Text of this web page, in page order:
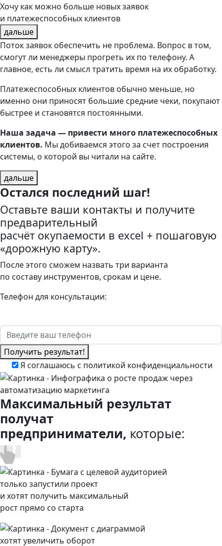
Хочу как можно больше новых заявок
и платежеспособных клиентов
дальше
Поток заявок обеспечить не проблема. Вопрос в том,
смогут ли менеджеры прогреть их по телефону. А
главное, есть ли смысл тратить время на их обработку.
Платежеспособных клиентов обычно меньше, но
именно они приносят большие средние чеки, покупают
быстрее и становятся постоянными.
Наша задача — привести много платежеспособных
клиентов. Мы добиваемся этого за счет построения
системы, о которой вы читали на сайте.
дальше
Остался последний шаг!
Оставьте ваши контакты и получите
предварительный
расчёт окупаемости в excel + пошаговую
«дорожную карту».
После этого сможем назвать три варианта
по составу инструментов, срокам и цене.
Телефон для консультации:
Получить результат!
Я соглашаюсь с политикой конфиденциальности
Максимальный результат
получат
предприниматели, которые:
только запустили проект
и хотят получить максимальный
рост прямо со старта
хотят увеличить оборот